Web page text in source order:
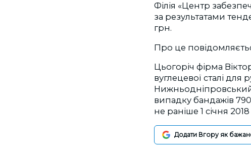
Філія «Центр
за результатами
грн.
Про це
Цьогоріч фірма
вуглецевої сталі
Нижньодніпровський
випадку бандажів
не раніше 1 січня
Додати Вгору як